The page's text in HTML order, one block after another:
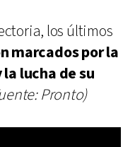
los últimos
marcados por la
lucha de su
Pronto)